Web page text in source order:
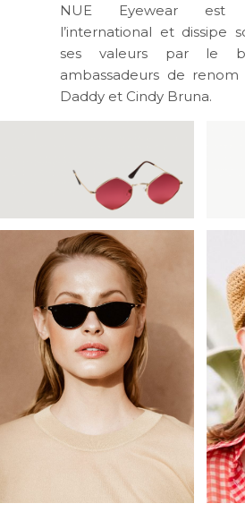
NUE Eyewear est
l’international et dissipe
ses valeurs par le
ambassadeurs de
Daddy et Cindy Bruna.